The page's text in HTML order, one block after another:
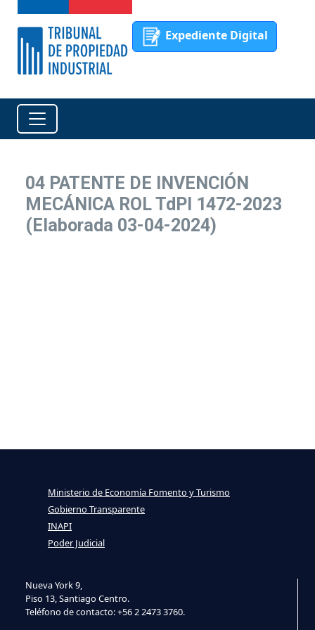
Expediente Digital
04 PATENTE DE INVENCIÓN
MECÁNICA ROL TdPI 1472-2023
(Elaborada 03-04-2024)
Nueva York 9,
Piso 13, Santiago Centro.
Teléfono de contacto: +56 2 2473 3760.
Ministerio de Economía Fomento y Turismo
Gobierno Transparente
INAPI
Poder Judicial